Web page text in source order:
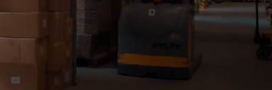
BAD- EN KEUKENTEXTIEL
Badmatten
Keukendoeken